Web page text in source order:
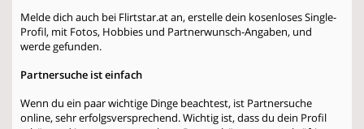
Melde dich auch bei Flirtstar.at an, erstelle dein kosenloses Single-
Profil, mit Fotos, Hobbies und Partnerwunsch-Angaben, und
werde gefunden.
Partnersuche ist einfach
Wenn du ein paar wichtige Dinge beachtest, ist Partnersuche
online, sehr erfolgsversprechend. Wichtig ist, dass du dein Profil